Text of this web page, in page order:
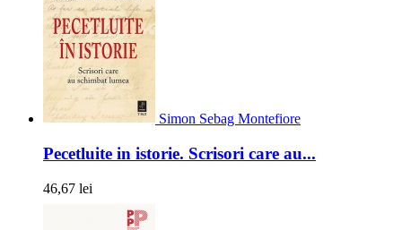
Simon Sebag Montefiore
Pecetluite in istorie. Scrisori care au...
46,67 lei